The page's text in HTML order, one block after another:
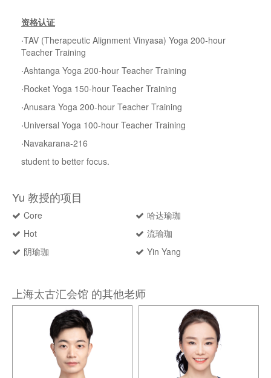
资格认证
‧TAV (Therapeutic Alignment Vinyasa) Yoga 200-hour
Teacher Training
‧Ashtanga Yoga 200-hour Teacher Training
‧Rocket Yoga 150-hour Teacher Training
‧Anusara Yoga 200-hour Teacher Training
‧Universal Yoga 100-hour Teacher Training
‧Navakarana-216
student to better focus.
Yu 教授的项目
Core
哈达瑜珈
Hot
流瑜珈
阴瑜珈
Yin Yang
上海太古汇会馆 的其他老师